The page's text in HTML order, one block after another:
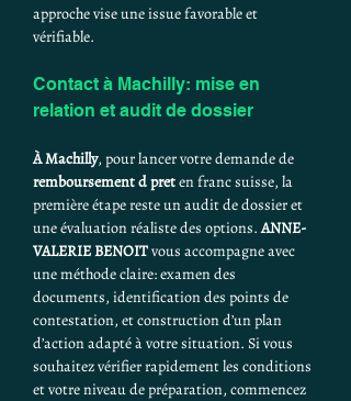
approche vise une issue favorable et
vérifiable.
Contact à Machilly: mise en
relation et audit de dossier
À Machilly, pour lancer votre demande de
remboursement d pret en franc suisse, la
première étape reste un audit de dossier et
une évaluation réaliste des options. ANNE-
VALERIE BENOIT vous accompagne avec
une méthode claire: examen des
documents, identification des points de
contestation, et construction d’un plan
d’action adapté à votre situation. Si vous
souhaitez vérifier rapidement les conditions
et votre niveau de préparation, commencez